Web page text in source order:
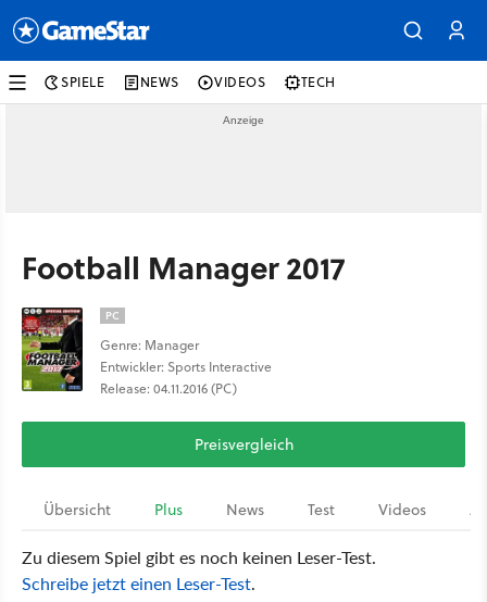
SPIELE NEWS VIDEOS TECH
Football Manager 2017
PC
Genre: Manager
Entwickler: Sports Interactive
Release: 04.11.2016 (PC)
Preisvergleich
Übersicht Plus News Test Videos
Zu diesem Spiel gibt es noch keinen Leser-Test.
Schreibe jetzt einen Leser-Test.